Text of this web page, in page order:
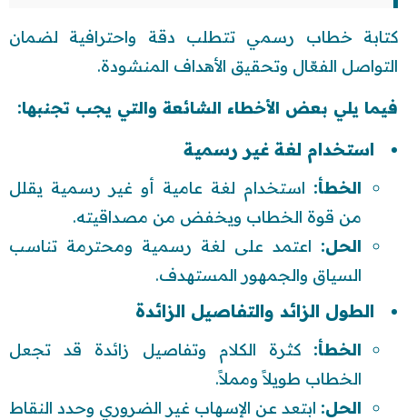
كتابة خطاب رسمي تتطلب دقة واحترافية لضمان
التواصل الفعّال وتحقيق الأهداف المنشودة.
فيما يلي بعض الأخطاء الشائعة والتي يجب تجنبها:
استخدام لغة غير رسمية
الخطأ: استخدام لغة عامية أو غير رسمية يقلل
من قوة الخطاب ويخفض من مصداقيته.
الحل: اعتمد على لغة رسمية ومحترمة تناسب
السياق والجمهور المستهدف.
الطول الزائد والتفاصيل الزائدة
الخطأ: كثرة الكلام وتفاصيل زائدة قد تجعل
الخطاب طويلاً ومملاً.
الحل: ابتعد عن الإسهاب غير الضروري وحدد النقاط